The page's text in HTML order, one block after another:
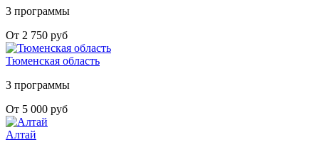
3 программы
От 2 750 руб
Тюменская область
3 программы
От 5 000 руб
Алтай